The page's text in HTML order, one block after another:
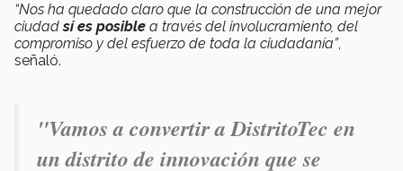
“Nos ha quedado claro que la construcción de una mejor
ciudadsí es posible a través del involucramiento, del
compromiso y del esfuerzo de toda la ciudadanía”,
señaló.
"Vamos a convertir a DistritoTec en
un distrito de innovación que se